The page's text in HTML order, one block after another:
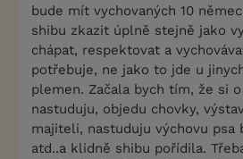
bude mít vychovaných 10
shibu zkazit úplně stejně jako
chápat, respektovat a
potřebuje, ne jako to jde u
plemen. Začala bych tím, že si
nastuduju, objedu chovky,
majiteli, nastuduju výchovu psa
atd..a klidně shibu pořídila.